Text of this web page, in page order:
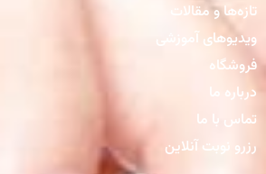
تازه‌ها و مقالات
ویدیوهای آموزشی
فروشگاه
درباره ما
تماس با ما
رزرو نوبت آنلاین